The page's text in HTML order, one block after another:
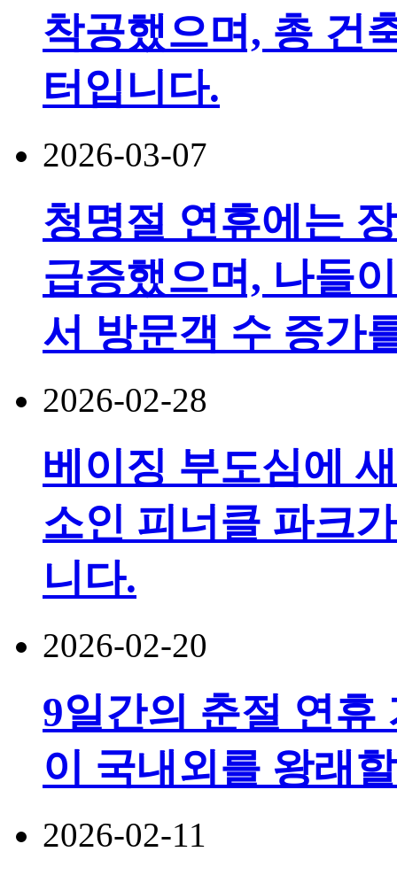
착공했으며, 총 건
터입니다.
2026-03-07
청명절 연휴에는
급증했으며, 나들
서 방문객 수 증가
2026-02-28
베이징 부도심에
소인 피너클 파크
니다.
2026-02-20
9일간의 춘절 연휴
이 국내외를 왕래
2026-02-11